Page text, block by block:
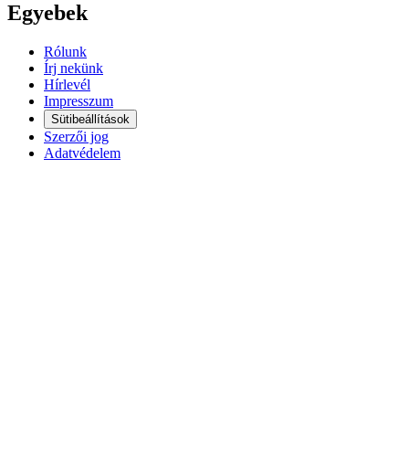
Egyebek
Rólunk
Írj nekünk
Hírlevél
Impresszum
Sütibeállítások
Szerzői jog
Adatvédelem